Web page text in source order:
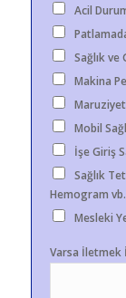
Acil
Sağlık ve
Makina
Mobil
İşe Giriş
Sağlık
Hemogram
Mesleki
Varsa İletmek